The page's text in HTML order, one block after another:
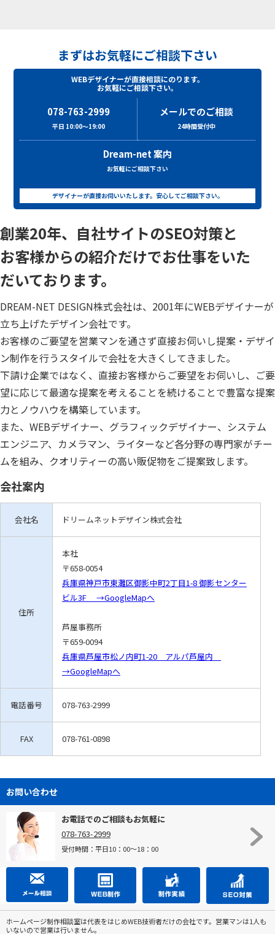
まずはお気軽にご相談下さい
WEBデザイナーが直接相談にのります。
お気軽にご相談下さい。
078-763-2999
平日 10:00～19:00
メールでのご相談
24時間受付中
Dream-net 案内
お気軽にご相談下さい
デザイナーが直接お伺いいたします。安心してご相談下さい。
創業20年、自社サイトのSEO対策と
お客様からの紹介だけでお仕事をいた
だいております。
DREAM-NET DESIGN株式会社は、2001年にWEBデザイナーが
立ち上げたデザイン会社です。
お客様のご要望を営業マンを通さず直接お伺いし提案・デザイ
ン制作を行うスタイルで会社を大きくしてきました。
下請け企業ではなく、直接お客様からご要望をお伺いし、ご要
望に応じて最適な提案を考えることを続けることで豊富な提案
力とノウハウを構築しています。
また、WEBデザイナー、グラフィックデザイナー、システム
エンジニア、カメラマン、ライターなど各分野の専門家がチー
ムを組み、クオリティーの高い販促物をご提案致します。
会社案内
会社名 ドリームネットデザイン株式会社
住所
本社
〒658-0054
兵庫県神戸市東灘区御影中町2丁目1-8 御影センター
ビル3F →GoogleMapへ
芦屋事務所
〒659-0094
兵庫県芦屋市松ノ内町1-20 アルパ芦屋内
→GoogleMapへ
電話番号 078-763-2999
FAX 078-761-0898
お問い合わせ
お電話でのご相談もお気軽に
078-763-2999
受付時間：平日10：00～18：00
ホームページ制作相談室は代表をはじめWEB技術者だけの会社です。営業マンは1人も
いないので営業は行いません。